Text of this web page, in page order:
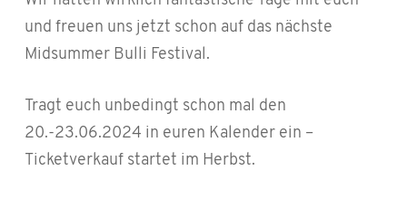
und freuen uns jetzt schon auf das nächste
Midsummer Bulli Festival.
Tragt euch unbedingt schon mal den
20.-23.06.2024 in euren Kalender ein –
Ticketverkauf startet im Herbst.